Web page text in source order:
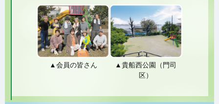
▲会員の皆さん
▲貴船西公園（門司
区）